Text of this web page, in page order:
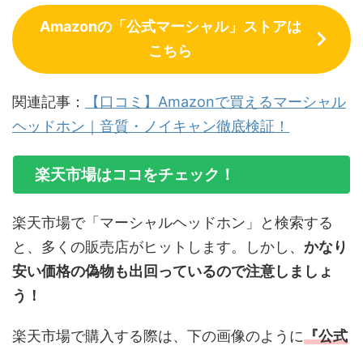
Amazonの「公式マーシャル」ストアは
こちら
関連記事：
【口コミ】Amazonで買えるマーシャル
ヘッドホン｜音質・ノイキャン徹底検証！
楽天市場はココをチェック！
楽天市場で「マーシャルヘッドホン」と検索する
と、多くの販売店がヒットします。しかし、 かなり
安い価格の偽物も出回っているので注意しましょ
う！
楽天市場で購入する際は、下の画像のように『公式